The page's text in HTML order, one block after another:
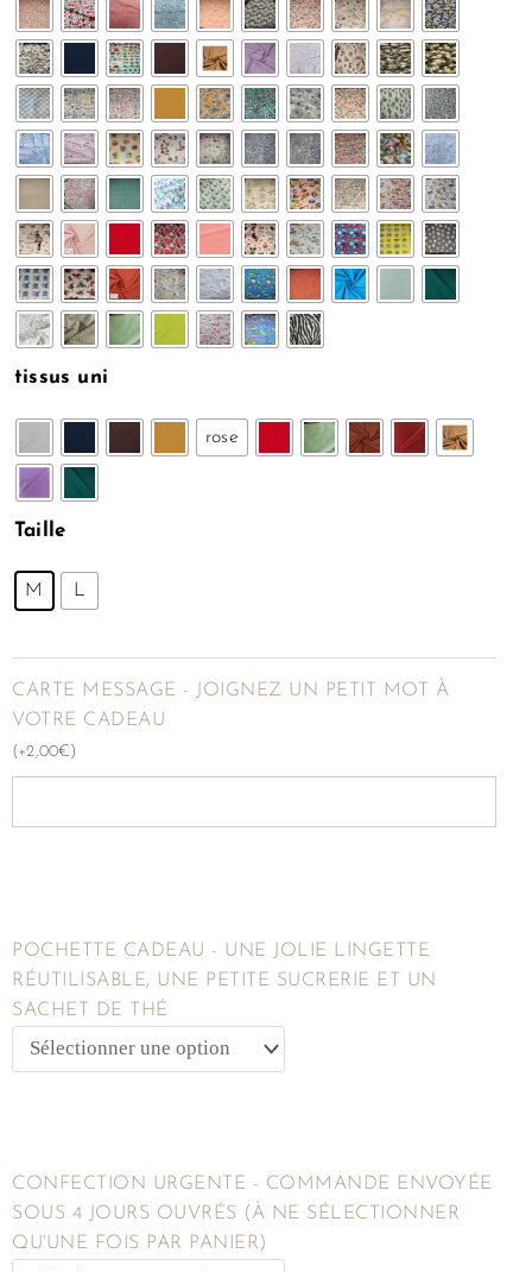
tissus uni
rose
Taille
M L
CARTE MESSAGE - JOIGNEZ UN PETIT MOT À
VOTRE CADEAU
(+2,00€ )
POCHETTE CADEAU - UNE JOLIE LINGETTE
RÉUTILISABLE, UNE PETITE SUCRERIE ET UN
SACHET DE THÉ
CONFECTION URGENTE - COMMANDE ENVOYÉE
SOUS 4 JOURS OUVRÉS (À NE SÉLECTIONNER
QU'UNE FOIS PAR PANIER)